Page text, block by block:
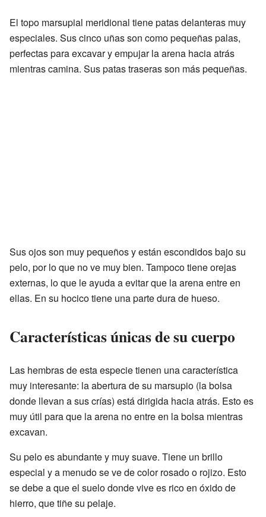
El topo marsupial meridional tiene patas delanteras muy
especiales. Sus cinco uñas son como pequeñas palas,
perfectas para excavar y empujar la arena hacia atrás
mientras camina. Sus patas traseras son más pequeñas.
Sus ojos son muy pequeños y están escondidos bajo su
pelo, por lo que no ve muy bien. Tampoco tiene orejas
externas, lo que le ayuda a evitar que la arena entre en
ellas. En su hocico tiene una parte dura de hueso.
Características únicas de su cuerpo
Las hembras de esta especie tienen una característica
muy interesante: la abertura de su marsupio (la bolsa
donde llevan a sus crías) está dirigida hacia atrás. Esto es
muy útil para que la arena no entre en la bolsa mientras
excavan.
Su pelo es abundante y muy suave. Tiene un brillo
especial y a menudo se ve de color rosado o rojizo. Esto
se debe a que el suelo donde vive es rico en óxido de
hierro, que tiñe su pelaje.